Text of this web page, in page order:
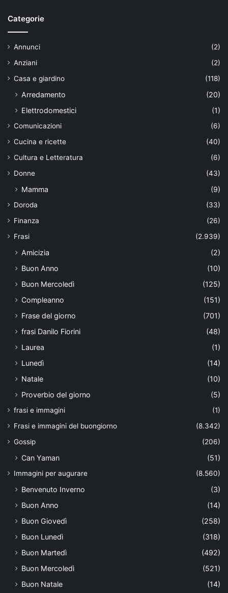
Categorie
Annunci
(2)
Anziani
(2)
Casa e giardino
(118)
Arredamento
(20)
Elettrodomestici
(1)
Comunicazioni
(6)
Cucina e ricette
(40)
Cultura e Letteratura
(6)
Donne
(43)
Mamma (9)
Doroda
(33)
Finanza
(26)
Frasi
(2.939)
Amicizia
(2)
Buon Anno
(10)
Buon Mercoledì
(125)
Compleanno
(151)
Frase del giorno
(701)
frasi Danilo Fiorini
(48)
Laurea
(1)
Lunedì
(14)
Natale
(10)
Proverbio del giorno
(5)
frasi e immagini
(1)
Frasi e immagini del buongiorno
(8.342)
Gossip
(206)
Can Yaman (51)
Immagini per augurare (8.560)
Benvenuto Inverno
(3)
Buon Anno
(14)
Buon Giovedì
(258)
Buon Lunedì
(318)
Buon Martedì
(492)
Buon Mercoledì
(521)
Buon Natale
(14)